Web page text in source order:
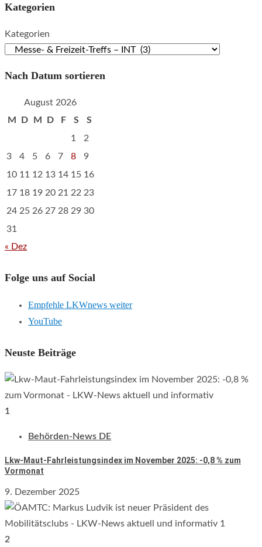
Kategorien
Kategorien
Nach Datum sortieren
August 2026
M
D M D F S
S
1
2
3
4 5 6 7 8
9
10 11 12 13 14 15 16
17 18 19 20 21 22 23
24 25 26 27 28 29 30
31
« Dez
Folge uns auf Social
Empfehle LKWnews weiter
YouTube
Neuste Beiträge
1
Behörden-News DE
Lkw-Maut-Fahrleistungsindex im November 2025: -0,8 % zum
Vormonat
9. Dezember 2025
2